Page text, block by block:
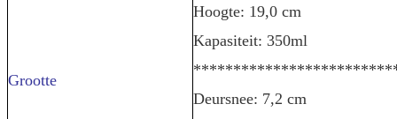
Grootte
Hoogte: 19,0 cm
Kapasiteit: 350ml
Deursnee: 7,2 cm